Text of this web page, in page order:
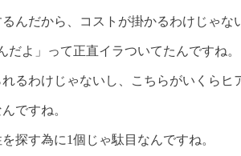
んだから、コストが掛かるわけじゃな
よ」って正直イラついてたんですね。
るわけじゃないし、こちらがいくらヒ
ですね。
探す為に1個じゃ駄目なんですね。